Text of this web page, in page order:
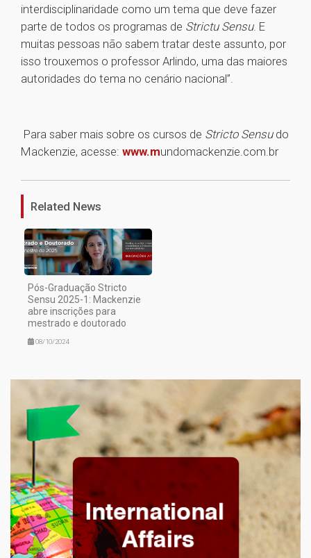
interdisciplinaridade como um tema que deve fazer
parte de todos os programas de Strictu Sensu. E
muitas pessoas não sabem tratar deste assunto, por
isso trouxemos o professor Arlindo, uma das maiores
autoridades do tema no cenário nacional”.
Para saber mais sobre os cursos de Stricto Sensudo
Mackenzie, acesse: www.mundomackenzie.com.br
1
Related News
Pós-Graduação Stricto
Sensu 2025-1: Mackenzie
abre inscrições para
mestrado e doutorado
08/10/2024